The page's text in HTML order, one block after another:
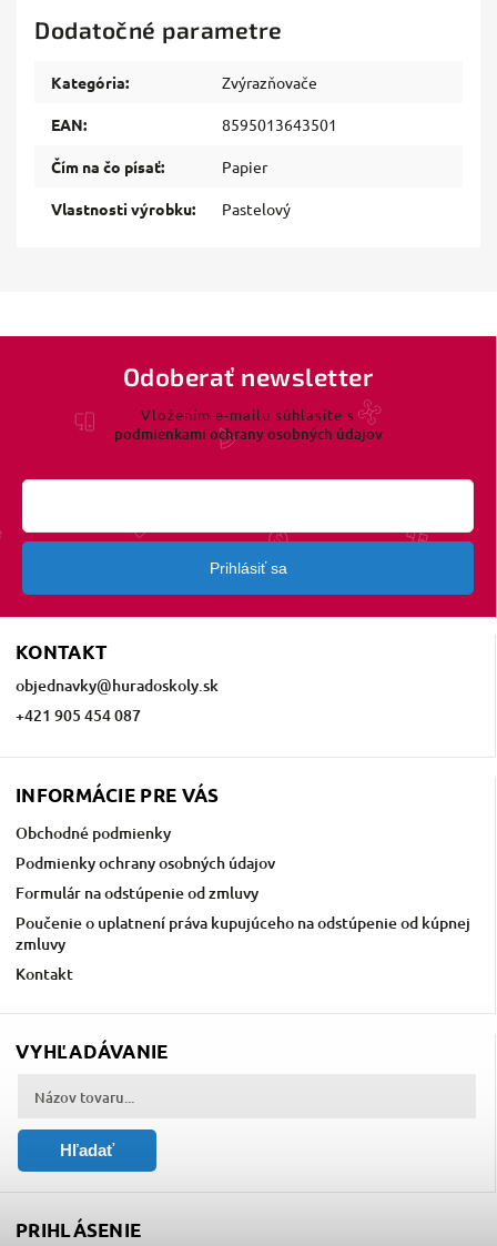
Dodatočné parametre
Kategória: Zvýrazňovače
EAN: 8595013643501
Čím na čo písať: Papier
Vlastnosti výrobku: Pastelový
KONTAKT
objednavky@huradoskoly.sk
+421 905 454 087
INFORMÁCIE PRE VÁS
Obchodné podmienky
Podmienky ochrany osobných údajov
Formulár na odstúpenie od zmluvy
Poučenie o uplatnení práva kupujúceho na odstúpenie od kúpnej
zmluvy
Kontakt
Odoberať newsletter
Vložením e-mailu súhlasíte s
podmienkami ochrany osobných údajov
Prihlásiť sa
VYHĽADÁVANIE
Hľadať
PRIHLÁSENIE